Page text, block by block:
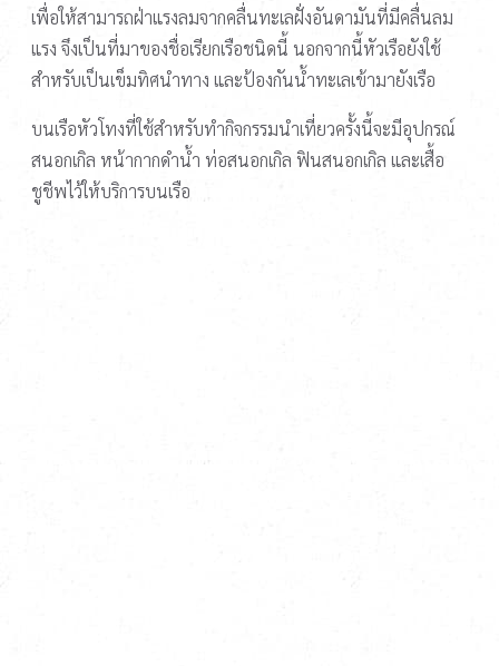
เพื่อให้สามารถฝ่าแรงลมจากคลื่นทะเลฝั่งอันดามันที่มีคลื่นลม
แรง จึงเป็นที่มาของชื่อเรียกเรือชนิดนี้ นอกจากนี้หัวเรือยังใช้
สำหรับเป็นเข็มทิศนำทาง และป้องกันน้ำทะเลเข้ามายังเรือ
บนเรือหัวโทงที่ใช้สำหรับทำกิจกรรมนำเที่ยวครั้งนี้จะมีอุปกรณ์
สนอกเกิล หน้ากากดำน้ำ ท่อสนอกเกิล ฟินสนอกเกิล และเสื้อ
ชูชีพไว้ให้บริการบนเรือ